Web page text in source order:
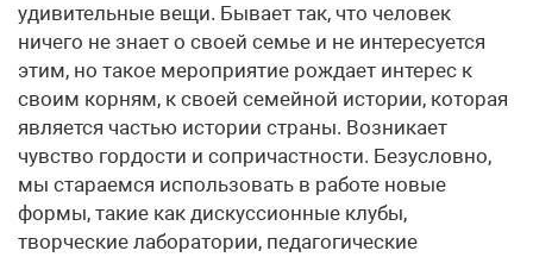
удивительные вещи. Бывает так, что человек
ничего не знает о своей семье и не интересуется
этим, но такое мероприятие рождает интерес к
своим корням, к своей семейной истории, которая
является частью истории страны. Возникает
чувство гордости и сопричастности. Безусловно,
мы стараемся использовать в работе новые
формы, такие как дискуссионные клубы,
творческие лаборатории, педагогические